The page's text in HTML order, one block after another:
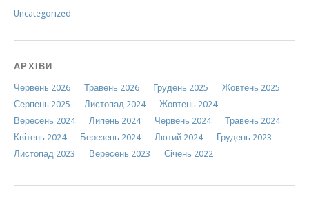
Uncategorized
АРХІВИ
Червень 2026 Травень 2026 Грудень 2025
Жовтень 2025
Серпень 2025
Листопад 2024
Жовтень 2024
Вересень 2024
Липень 2024 Червень 2024
Травень 2024
Квітень 2024
Березень 2024 Лютий 2024
Грудень 2023
Листопад 2023
Вересень 2023 Січень 2022